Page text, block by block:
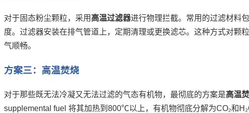
对于固态粉尘颗粒，采用 高温过滤器进行物理拦截。常用的过滤材料
度。过滤器安装在排气管道上，定期清理或更换滤芯。这种方式对颗
气顺畅。
方案三：高温焚烧
对于那些既无法冷凝又无法过滤的气态有机物，最彻底的方案是高温
supplemental fuel 将其加热到800℃以上，有机物彻底分解为CO₂和